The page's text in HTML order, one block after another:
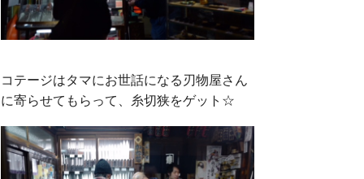
コテージはタマにお世話になる刃物屋さん
に寄らせてもらって、糸切狭をゲット☆